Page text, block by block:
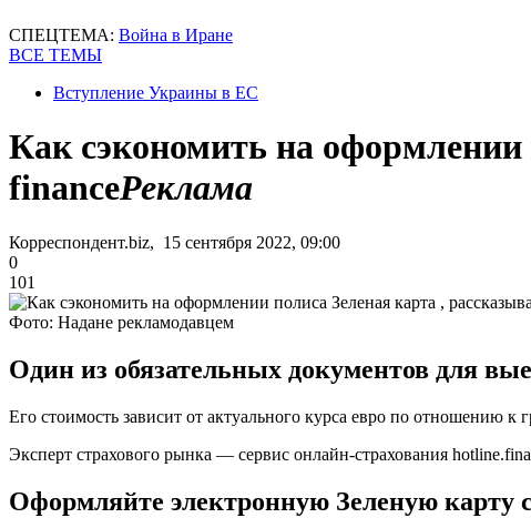
СПЕЦТЕМА: Война в Иране
ВСЕ ТЕМЫ
Вступление Украины в ЕС
Как сэкономить на
financeРеклама
Корреспондент.biz, 15 сентября 2022, 09:00
0
101
Фото: Надане рекламодавцем
Один из обязательных документов для
Его стоимость зависит от актуального курса евро по отношению к
Эксперт страхового рынка — сервис онлайн-страхования
Оформляйте электронную Зеленую карту